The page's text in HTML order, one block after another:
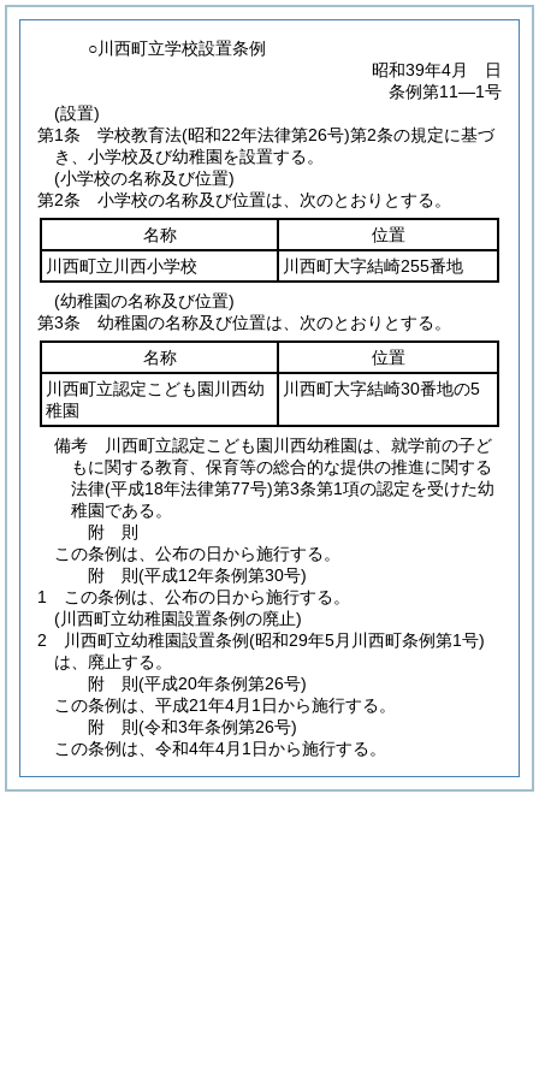
○川西町立学校設置条例
昭和39年4月 日
条例第11―1号
(設置)
第1条
学校教育法(昭和22年法律第26号)第2条の規定に基づ
き、小学校及び幼稚園を設置する。
(小学校の名称及び位置)
第2条
小学校の名称及び位置は、次のとおりとする。
名称
位置
川西町立川西小学校
川西町大字結崎255番地
(幼稚園の名称及び位置)
第3条
幼稚園の名称及び位置は、次のとおりとする。
名称
位置
川西町立認定こども園川西幼
稚園
川西町大字結崎30番地の5
備考 川西町立認定こども園川西幼稚園は、就学前の子ど
もに関する教育、保育等の総合的な提供の推進に関する
法律(平成18年法律第77号)第3条第1項の認定を受けた幼
稚園である。
附 則
この条例は、公布の日から施行する。
附 則(平成12年条例第30号)
1
この条例は、公布の日から施行する。
(川西町立幼稚園設置条例の廃止)
2
川西町立幼稚園設置条例(昭和29年5月川西町条例第1号)
は、廃止する。
附 則(平成20年条例第26号)
この条例は、平成21年4月1日から施行する。
附 則(令和3年条例第26号)
この条例は、令和4年4月1日から施行する。